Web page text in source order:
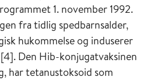
1. november 1992.
fra tidlig spedbarnsalder,
hukommelse og induserer
Den Hib-konjugatvaksinen
har tetanustoksoid som